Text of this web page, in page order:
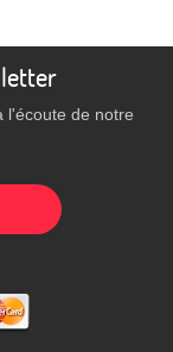
l'écoute de notre